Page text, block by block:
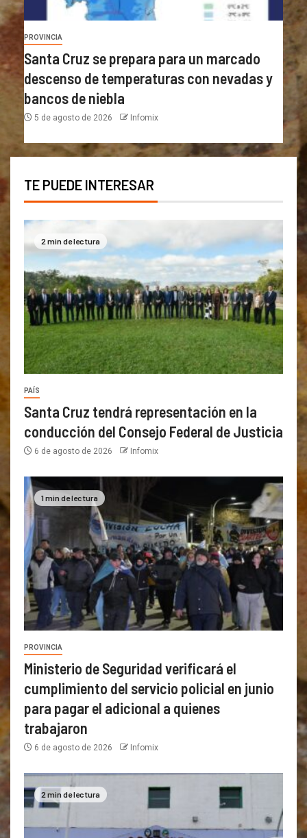
PROVINCIA
Santa Cruz se prepara para un marcado
descenso de temperaturas con nevadas y
bancos de niebla
5 de agosto de 2026 Infomix
TE PUEDE INTERESAR
2 min de lectura
PAÍS
Santa Cruz tendrá representación en la
conducción del Consejo Federal de Justicia
6 de agosto de 2026 Infomix
1 min de lectura
PROVINCIA
Ministerio de Seguridad verificará el
cumplimiento del servicio policial en junio
para pagar el adicional a quienes
trabajaron
6 de agosto de 2026 Infomix
2 min de lectura